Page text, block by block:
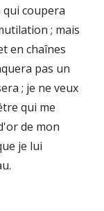
coupera
; mais
en chaînes
pas un
; je ne veux
qui me
de mon
je lui